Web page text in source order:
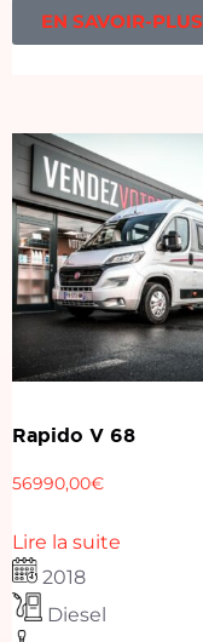
EN SAVOIR-PLUS
Rapido V 68
56990,00€
Lire la suite
2018
Diesel